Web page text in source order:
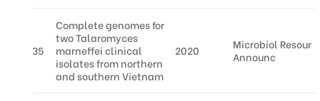
35
Complete genomes for
two Talaromyces
marneffei clinical
isolates from northern
and southern Vietnam
2020
Microbiol Resour
Announc